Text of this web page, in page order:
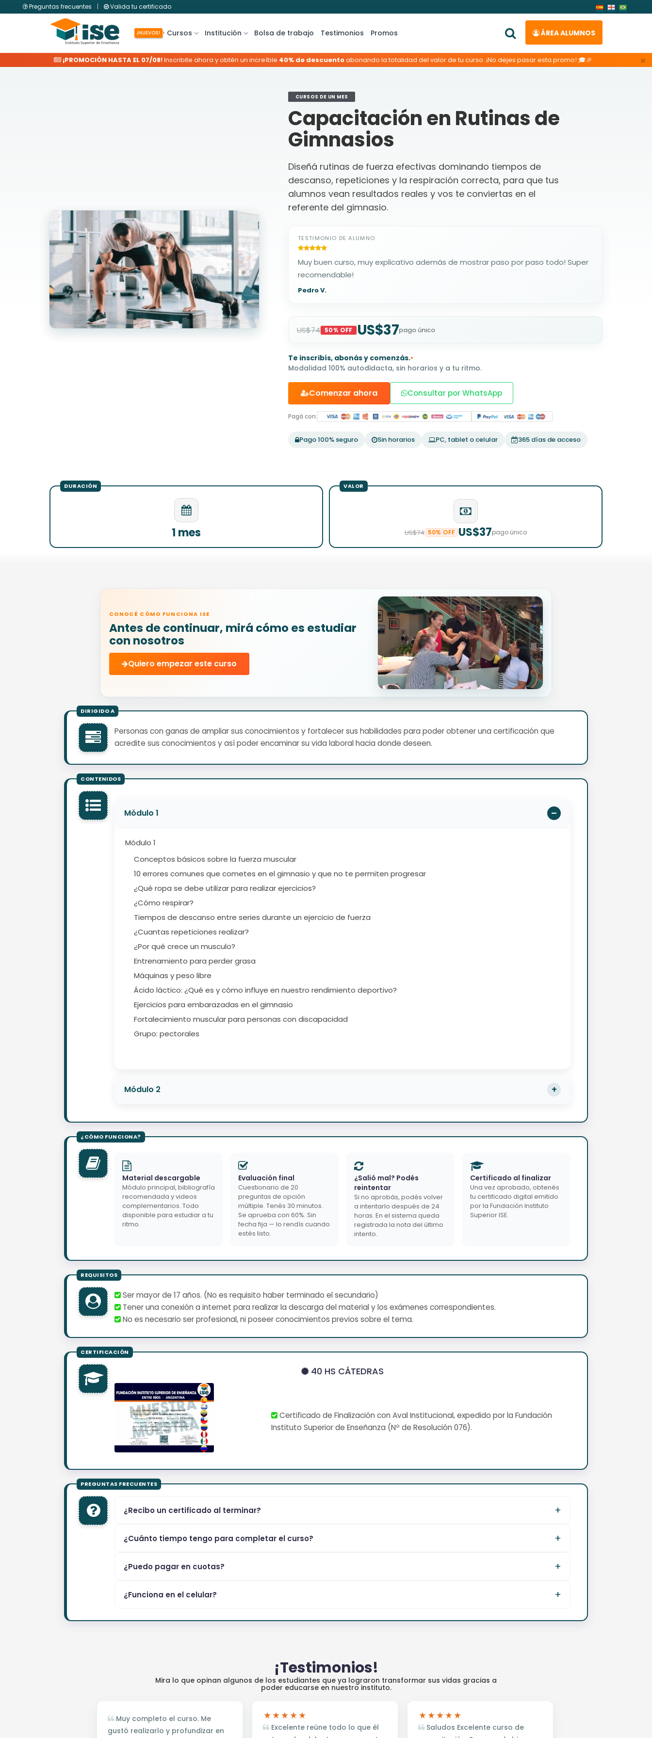
Preguntas frecuentes | Valida tu certificado
¡NUEVOS! Cursos Institución Bolsa de trabajo Testimonios Promos ÁREA ALUMNOS
×
¡PROMOCIÓN HASTA EL 07/08!Inscribite ahora y obtén un increíble 40% de descuentoabonando la totalidad del valor de tu curso. ¡No dejes pasar esta promo! 🎓🎉
CURSOS DE UN MES
Capacitación en Rutinas de
Gimnasios
Diseñá rutinas de fuerza efectivas dominando tiempos de
descanso, repeticiones y la respiración correcta, para que tus
alumnos vean resultados reales y vos te conviertas en el
referente del gimnasio.
TESTIMONIO DE ALUMNO
Muy buen curso, muy explicativo además de mostrar paso por paso todo! Super
recomendable!
Pedro V.
US$74 50% OFF US$37pago único
Te inscribís, abonás y comenzás.•
Modalidad 100% autodidacta, sin horarios y a tu ritmo.
Comenzar ahora Consultar por WhatsApp
Pagá con:
Pago 100% seguro Sin horarios PC, tablet o celular 365 días de acceso
1 mes US$74 50% OFF US$37pago único
CONOCÉ CÓMO FUNCIONA ISE
Antes de continuar, mirá cómo es estudiar
con nosotros
Quiero empezar este curso
Personas con ganas de ampliar sus conocimientos y fortalecer sus habilidades para poder obtener una certificación que
acredite sus conocimientos y así poder encaminar su vida laboral hacia donde deseen.
Módulo 1
Módulo 1
Conceptos básicos sobre la fuerza muscular
10 errores comunes que cometes en el gimnasio y que no te permiten progresar
¿Qué ropa se debe utilizar para realizar ejercicios?
¿Cómo respirar?
Tiempos de descanso entre series durante un ejercicio de fuerza
¿Cuantas repeticiones realizar?
¿Por qué crece un musculo?
Entrenamiento para perder grasa
Máquinas y peso libre
Ácido láctico: ¿Qué es y cómo influye en nuestro rendimiento deportivo?
Ejercicios para embarazadas en el gimnasio
Fortalecimiento muscular para personas con discapacidad
Grupo: pectorales
Módulo 2
Material descargable
Módulo principal, bibliografía
recomendada y videos
complementarios. Todo
disponible para estudiar a tu
ritmo.
Evaluación final
Cuestionario de 20
preguntas de opción
múltiple. Tenés 30 minutos.
Se aprueba con 60%. Sin
fecha fija — lo rendís cuando
estés listo.
¿Salió mal? Podés
reintentar
Si no aprobás, podés volver
a intentarlo después de 24
horas. En el sistema queda
registrada la nota del último
intento.
Certificado al finalizar
Una vez aprobado, obtenés
tu certificado digital emitido
por la Fundación Instituto
Superior ISE.
Ser mayor de 17 años. (No es requisito haber terminado el secundario)
Tener una conexión a internet para realizar la descarga del material y los exámenes correspondientes.
No es necesario ser profesional, ni poseer conocimientos previos sobre el tema.
40 HS CÁTEDRAS
Certificado de Finalización con Aval Institucional, expedido por la Fundación
Instituto Superior de Enseñanza (Nº de Resolución 076).
¿Recibo un certificado al terminar?
¿Cuánto tiempo tengo para completar el curso?
¿Puedo pagar en cuotas?
¿Funciona en el celular?
¡Testimonios!
Mira lo que opinan algunos de los estudiantes que ya lograron transformar sus vidas gracias a
poder educarse en nuestro instituto.
Muy completo el curso. Me
gustó realizarlo y profundizar en
Excelente reúne todo lo que él
Saludos Excelente curso de